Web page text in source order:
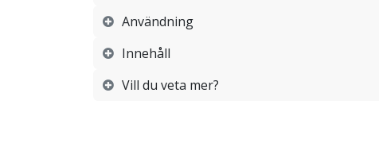
Användning
Innehåll
Vill du veta mer?